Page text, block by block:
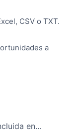
CSV o TXT.
a
en…